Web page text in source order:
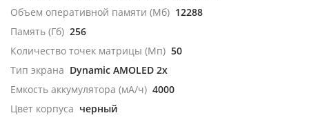
Объем оперативной памяти (Мб) 12288
Память (Гб) 256
Количество точек матрицы (Мп) 50
Тип экрана Dynamic AMOLED 2x
Емкость аккумулятора (мА/ч) 4000
Цвет корпуса черный